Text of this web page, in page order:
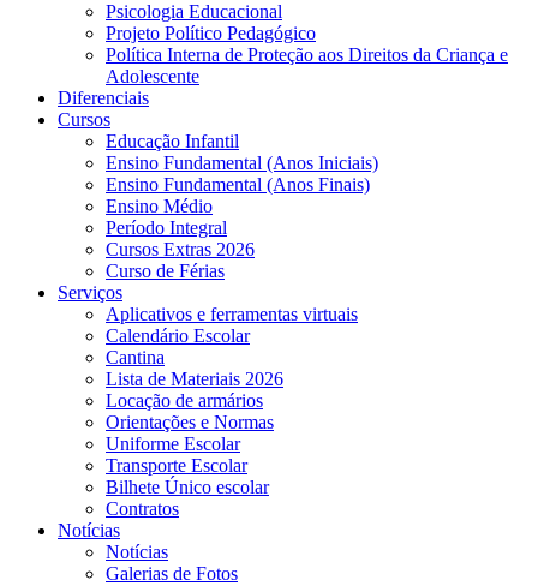
Psicologia Educacional
Projeto Político Pedagógico
Política Interna de Proteção aos Direitos da Criança e
Adolescente
Diferenciais
Cursos
Educação Infantil
Ensino Fundamental (Anos Iniciais)
Ensino Fundamental (Anos Finais)
Ensino Médio
Período Integral
Cursos Extras 2026
Curso de Férias
Serviços
Aplicativos e ferramentas virtuais
Calendário Escolar
Cantina
Lista de Materiais 2026
Locação de armários
Orientações e Normas
Uniforme Escolar
Transporte Escolar
Bilhete Único escolar
Contratos
Notícias
Notícias
Galerias de Fotos